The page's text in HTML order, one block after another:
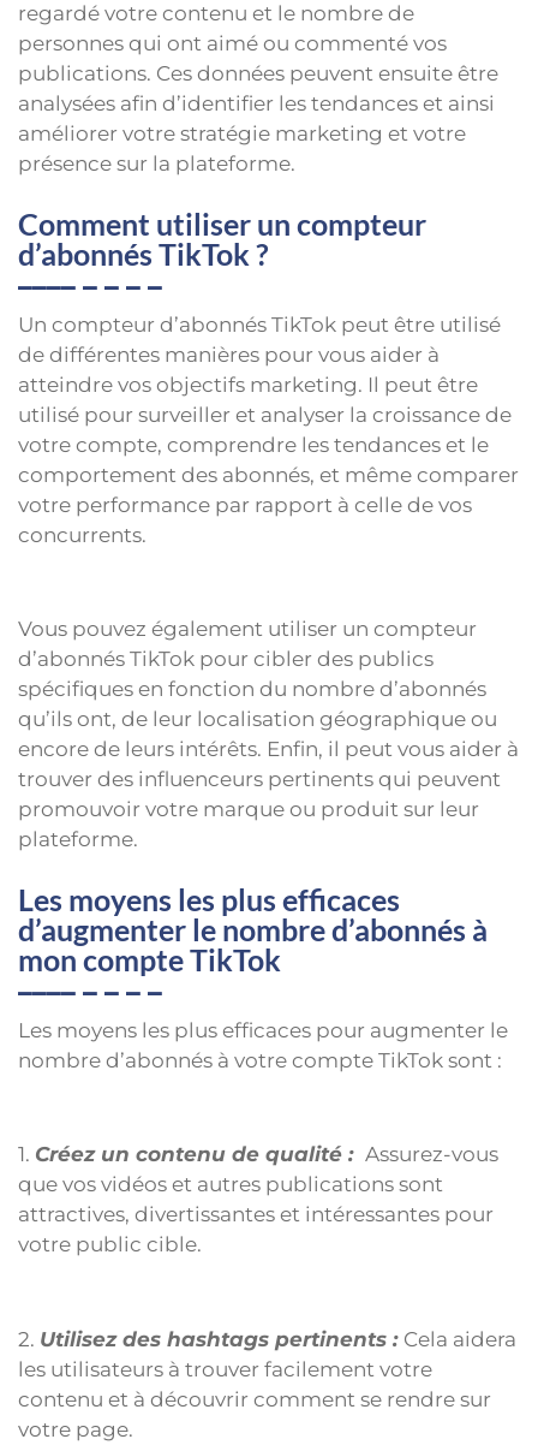
regardé votre contenu et le nombre de
personnes qui ont aimé ou commenté vos
publications. Ces données peuvent ensuite être
analysées afin d’identifier les tendances et ainsi
améliorer votre stratégie marketing et votre
présence sur la plateforme.
Comment utiliser un compteur
d’abonnés TikTok ?
Un compteur d’abonnés TikTok peut être utilisé
de différentes manières pour vous aider à
atteindre vos objectifs marketing. Il peut être
utilisé pour surveiller et analyser la croissance de
votre compte, comprendre les tendances et le
comportement des abonnés, et même comparer
votre performance par rapport à celle de vos
concurrents.
Vous pouvez également utiliser un compteur
d’abonnés TikTok pour cibler des publics
spécifiques en fonction du nombre d’abonnés
qu’ils ont, de leur localisation géographique ou
encore de leurs intérêts. Enfin, il peut vous aider à
trouver des influenceurs pertinents qui peuvent
promouvoir votre marque ou produit sur leur
plateforme.
Les moyens les plus efficaces
d’augmenter le nombre d’abonnés à
mon compte TikTok
Les moyens les plus efficaces pour augmenter le
nombre d’abonnés à votre compte TikTok sont :
1. Créez un contenu de qualité : Assurez-vous
que vos vidéos et autres publications sont
attractives, divertissantes et intéressantes pour
votre public cible.
2. Utilisez des hashtags pertinents : Cela aidera
les utilisateurs à trouver facilement votre
contenu et à découvrir comment se rendre sur
votre page.